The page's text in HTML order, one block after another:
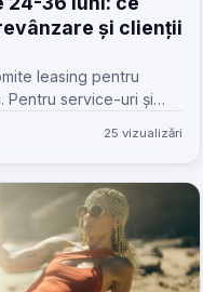
și clienții
leasing pentru
Pentru service-uri și
25 vizualizări